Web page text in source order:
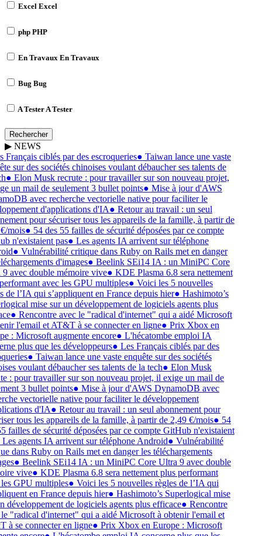
Excel Excel
php PHP
En Travaux En Travaux
Bug Bug
A TesterA Tester
Rechercher
▶ NEWS
ciblés par des escroqueries●Taiwan lance une vaste
sur des sociétés chinoises voulant débaucher ses talents de
●Elon Musk recrute : pour travailler sur son nouveau projet,
un mail de seulement 3 bullet points●Mise à jour d'AWS
avec recherche vectorielle native pour faciliter le
d'applications d'IA●Retour au travail : un seul
pour sécuriser tous les appareils de la famille, à partir de
mois●54 des 55 failles de sécurité déposées par ce compte
n'existaient pas●Les agents IA arrivent sur téléphone
●Vulnérabilité critique dans Ruby on Rails met en danger
d'images●Beelink SEi14 IA : un MiniPC Core
avec double mémoire vive●KDE Plasma 6.8 sera nettement
avec les GPU multiples●Voici les 5 nouvelles
de l’IA qui s’appliquent en France depuis hier●Hashimoto’s
mise sur un développement de logiciels agents plus
●Rencontre avec le "radical d'internet" qui a aidé Microsoft
l'email et AT&T à se connecter en ligne●Prix Xbox en
: Microsoft augmente encore●L'hécatombe emploi IA
plus que les développeurs●Les Français ciblés par des
●Taiwan lance une vaste enquête sur des sociétés
voulant débaucher ses talents de la tech●Elon Musk
: pour travailler sur son nouveau projet, il exige un mail de
3 bullet points●Mise à jour d'AWS DynamoDB avec
vectorielle native pour faciliter le développement
d'IA●Retour au travail : un seul abonnement pour
tous les appareils de la famille, à partir de 2,49 €/mois●54
failles de sécurité déposées par ce compte GitHub n'existaient
agents IA arrivent sur téléphone Android●Vulnérabilité
dans Ruby on Rails met en danger les téléchargements
●Beelink SEi14 IA : un MiniPC Core Ultra 9 avec double
vive●KDE Plasma 6.8 sera nettement plus performant
GPU multiples●Voici les 5 nouvelles règles de l’IA qui
en France depuis hier●Hashimoto’s Superlogical mise
développement de logiciels agents plus efficace●Rencontre
"radical d'internet" qui a aidé Microsoft à obtenir l'email et
à se connecter en ligne●Prix Xbox en Europe : Microsoft